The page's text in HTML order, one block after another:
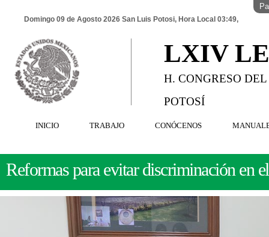
Domingo 09 de Agosto 2026 San Luis Potosi, Hora Local 03:49,
LXIV
H. CONGRESO
POTOSÍ
INICIO TRABAJO CONÓCENOS
Reformas para evitar discriminación en